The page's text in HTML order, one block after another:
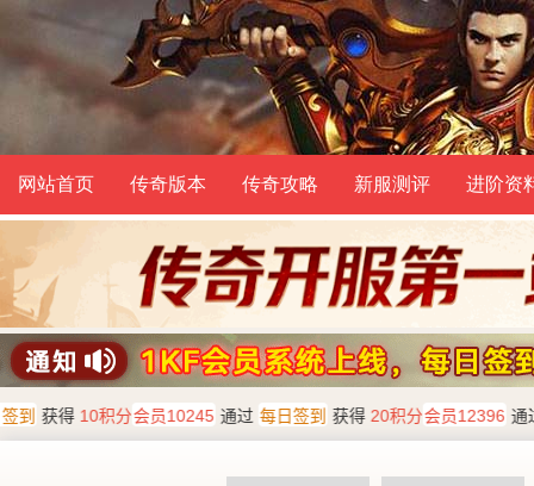
网站首页 传奇版本 传奇攻略 新服测评 进阶资